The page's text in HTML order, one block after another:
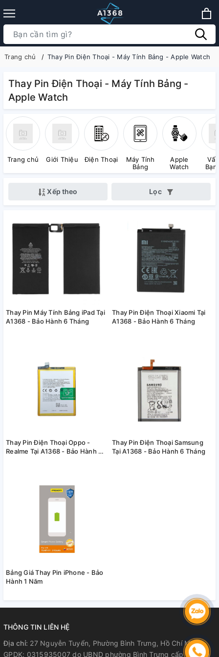
Trang chủ Thay Pin Điện Thoại - Máy Tính Bảng - Apple Watch
Thay Pin Điện Thoại - Máy Tính Bảng -
Apple Watch
Trang chủ Giới Thiệu Điện Thoại
Máy Tính
Bảng
Apple
Watch
Bạn
Xếp theo Lọc
Thay Pin Máy Tính Bảng iPad Tại
A1368 - Bảo Hành 6 Tháng
Thay Pin Điện Thoại Xiaomi Tại
A1368 - Bảo Hành 6 Tháng
Thay Pin Điện Thoại Oppo -
Realme Tại A1368 - Bảo Hành 6
Thay Pin Điện Thoại Samsung
Tại A1368 - Bảo Hành 6 Tháng
Bảng Giá Thay Pin iPhone - Bảo
Hành 1 Năm
THÔNG TIN LIÊN HỆ
Địa chỉ: 27 Nguyễn Tuyển, Phường Bình Trưng, Hồ Chí Minh
GPDK: 0315935007 do UBND phường Bình Trưng cấp lần đầu